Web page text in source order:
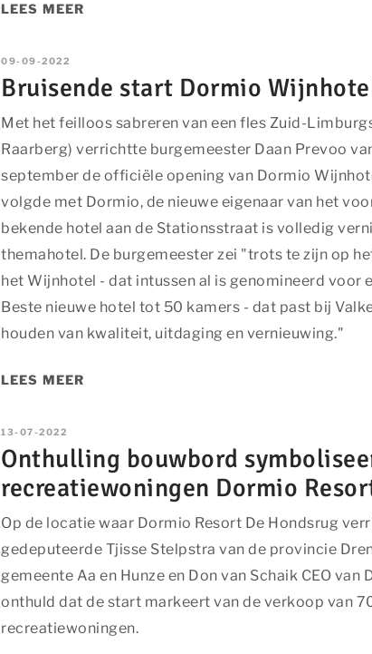
LEES MEER
09-09-2022
Bruisende start Dormio
Met het feilloos sabreren van een fles Zuid-
Raarberg) verrichtte burgemeester Daan Prevoo
september de officiële opening van Dormio
volgde met Dormio, de nieuwe eigenaar van het
bekende hotel aan de Stationsstraat is volledig
themahotel. De burgemeester zei "trots te zijn op
het Wijnhotel - dat intussen al is genomineerd voor
Beste nieuwe hotel tot 50 kamers - dat past bij
houden van kwaliteit, uitdaging en vernieuwing."
LEES MEER
13-07-2022
Onthulling bouwbord
recreatiewoningen Dormio
Op de locatie waar Dormio Resort De Hondsrug
gedeputeerde Tjisse Stelpstra van de provincie
gemeente Aa en Hunze en Don van Schaik CEO van
onthuld dat de start markeert van de verkoop van
recreatiewoningen.